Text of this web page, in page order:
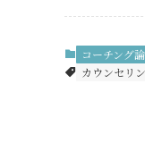
コーチング論
カウンセリ